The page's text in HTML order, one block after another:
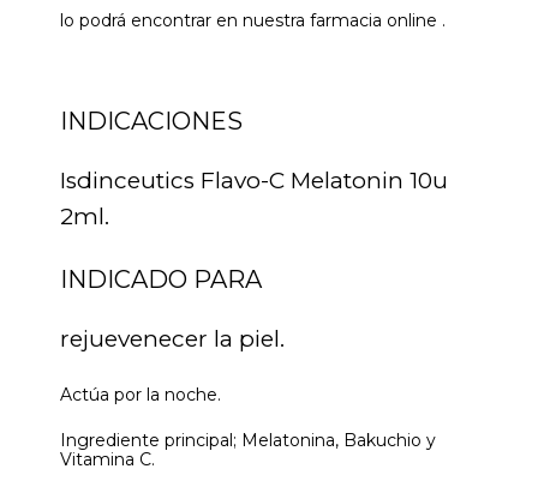
lo podrá encontrar en nuestra farmacia online .
INDICACIONES
Isdinceutics Flavo-C Melatonin 10u
2ml.
INDICADO PARA
rejuevenecer la piel.
Actúa por la noche.
Ingrediente principal; Melatonina, Bakuchio y
Vitamina C.